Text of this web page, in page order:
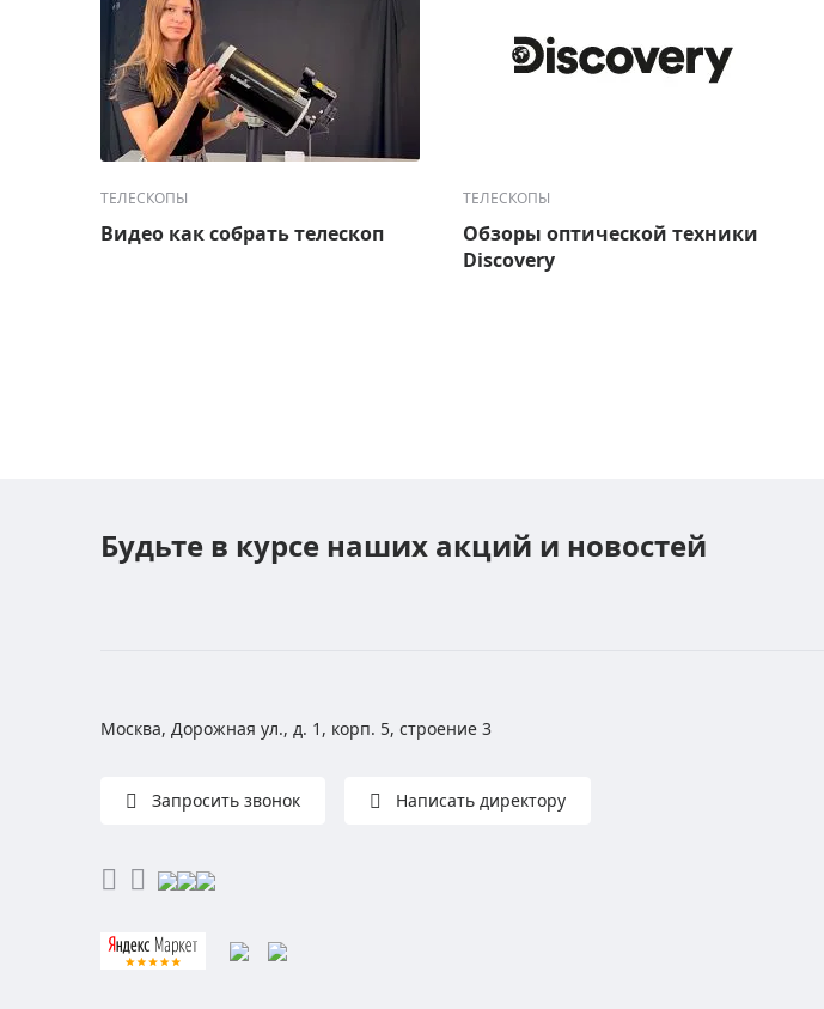
ТЕЛЕСКОПЫ
Видео как собрать телескоп
ТЕЛЕСКОПЫ
Обзоры оптической техники
Discovery
Будьте в курсе наших акций и новостей
Москва, Дорожная ул., д. 1, корп. 5, строение 3
Запросить звонок Написать директору